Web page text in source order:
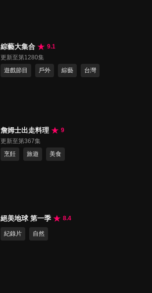
綜藝大集合
9.1
更新至第1280集
遊戲節目
戶外 綜藝 台灣
詹姆士出走料理
9
更新至第367集
烹飪
旅遊 美食
絕美地球 第一季 8.4
紀錄片 自然